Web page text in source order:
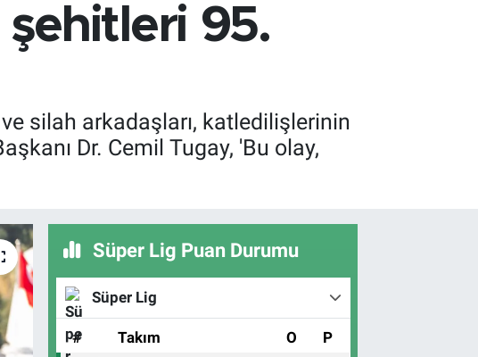
95.
silah arkadaşları, katledilişlerinin
Dr. Cemil Tugay, 'Bu olay,
Süper Lig Puan Durumu
Süper Lig
# Takım O P